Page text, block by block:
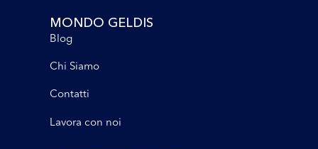
MONDO GELDIS
Blog
Chi Siamo
Contatti
Lavora con noi